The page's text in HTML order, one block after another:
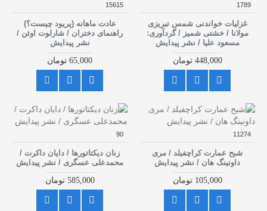
1789
غزلیات خواندنی شمس تبریزی
مولانا / خشتی شمیز / گردآوری:
مسعود علیا / نشر پیدایش
448,000 تومان
15615
عادت ماهانه (پریود چیست؟)
راهنمای دختران / شارلوت اوئن /
نشر پیدایش
65,000 تومان
11274
شبح عمارت کراچفیلد / مری
داونینگ هان / نشر پیدایش
105,000 تومان
90
زنان دیکتاتورها / دایان داکرت /
محمدعلی عسگری / نشر پیدایش
585,000 تومان